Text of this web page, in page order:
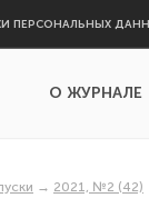
ПЕРСОНАЛЬНЫХ
О ЖУРНАЛЕ
→ 2021, №2 (42)